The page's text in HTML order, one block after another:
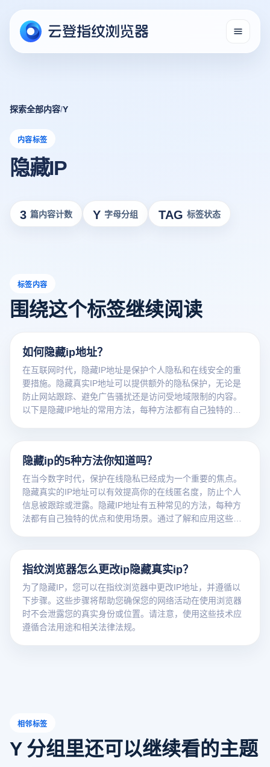
探索全部内容/Y
内容标签
隐藏IP
3 篇内容计数 Y 字母分组 TAG 标签状态
标签内容
围绕这个标签继续阅读
如何隐藏ip地址？
在互联网时代，隐藏IP地址是保护个人隐私和在线安全的重
要措施。隐藏真实IP地址可以提供额外的隐私保护，无论是
防止网站跟踪、避免广告骚扰还是访问受地域限制的内容。
以下是隐藏IP地址的常用方法，每种方法都有自己独特的优
隐藏ip的5种方法你知道吗？
在当今数字时代，保护在线隐私已经成为一个重要的焦点。
隐藏真实的IP地址可以有效提高你的在线匿名度，防止个人
信息被跟踪或泄露。隐藏IP地址有五种常见的方法，每种方
法都有自己独特的优点和使用场景。通过了解和应用这些方
指纹浏览器怎么更改ip隐藏真实ip？
为了隐藏IP，您可以在指纹浏览器中更改IP地址，并遵循以
下步骤。这些步骤将帮助您确保您的网络活动在使用浏览器
时不会泄露您的真实身份或位置。请注意，使用这些技术应
遵循合法用途和相关法律法规。
相邻标签
Y 分组里还可以继续看的主题